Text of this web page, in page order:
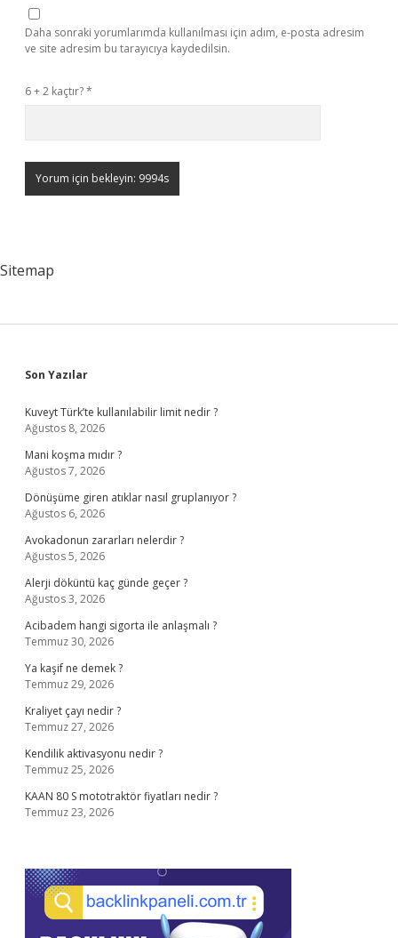
Daha sonraki yorumlarımda kullanılması için adım, e-posta adresim
ve site adresim bu tarayıcıya kaydedilsin.
6 + 2 kaçtır?*
Sitemap
Sidebar
Son Yazılar
Kuveyt Türk’te kullanılabilir limit nedir ?
Ağustos 8, 2026
Mani koşma mıdır ?
Ağustos 7, 2026
Dönüşüme giren atıklar nasıl gruplanıyor ?
Ağustos 6, 2026
Avokadonun zararları nelerdir ?
Ağustos 5, 2026
Alerji döküntü kaç günde geçer ?
Ağustos 3, 2026
Acibadem hangi sigorta ile anlaşmalı ?
Temmuz 30, 2026
Ya kaşif ne demek ?
Temmuz 29, 2026
Kraliyet çayı nedir ?
Temmuz 27, 2026
Kendilik aktivasyonu nedir ?
Temmuz 25, 2026
KAAN 80 S mototraktör fiyatları nedir ?
Temmuz 23, 2026